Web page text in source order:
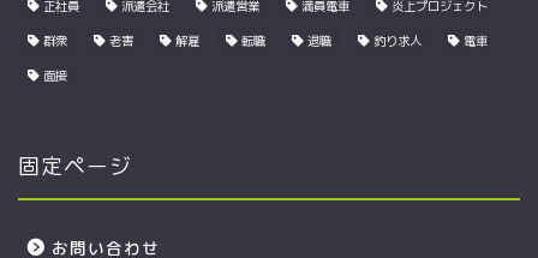
正社員 派遣会社 派遣営業 満員電車 炎上プロジェクト
群衆 老害 解雇 転職 退職 釣り求人 電車
面接
固定ページ
お問い合わせ